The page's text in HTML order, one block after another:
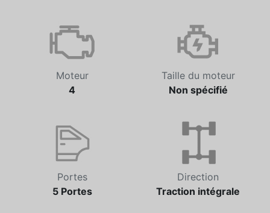
Moteur
4
Taille du moteur
Non spécifié
Portes
5 Portes
Direction
Traction intégrale